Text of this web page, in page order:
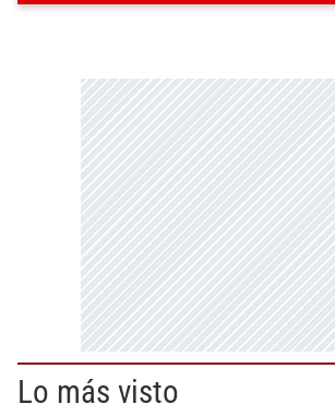
Lo más visto